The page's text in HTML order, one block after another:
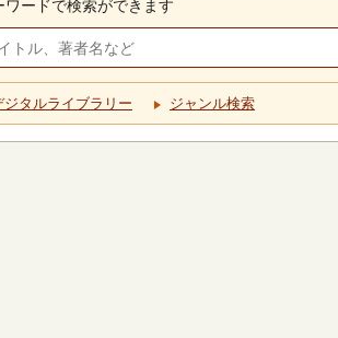
ワードで検索ができます
ジタルライブラリー ジャンル検索